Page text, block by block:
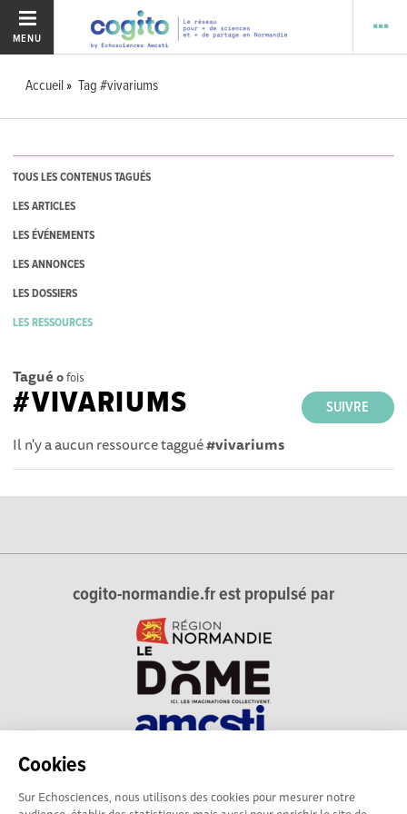
Cookies
Sur Echosciences, nous utilisons des cookies pour mesurer notre
MENU
Accueil Tag #vivariums
TOUS LES CONTENUS TAGUÉS
LES ARTICLES
LES ÉVÉNEMENTS
LES ANNONCES
LES DOSSIERS
LES RESSOURCES
Tagué 0fois
SUIVRE
#VIVARIUMS
Il n'y a aucun ressource taggué#vivariums
cogito-normandie.fr est propulsé par
technique et du dialogue science-société en Normandie.